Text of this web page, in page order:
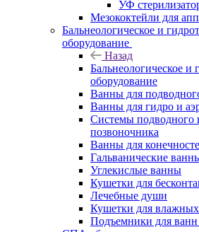
УФ
Мезококтейли для
Бальнеологическое и
оборудование
Назад
Бальнеологическое и
оборудование
Ванны для
Ванны для гидро и
Системы подводного
позвоночника
Ванны для
Гальванические
Углекислые ванны
Кушетки для
Лечебные души
Кушетки для
Подъемники для ванн